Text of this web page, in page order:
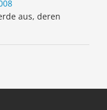
aus, deren